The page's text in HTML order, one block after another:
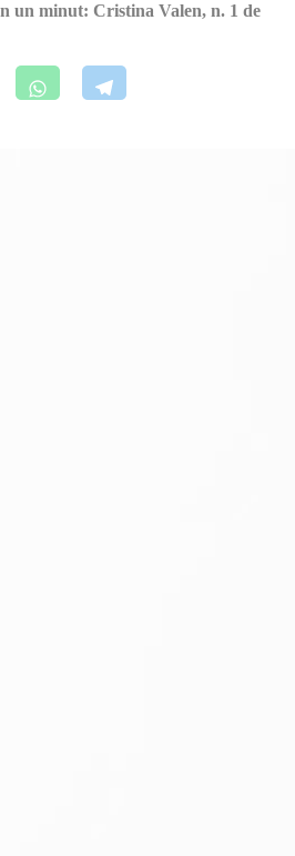
un minut: Cristina Valen, n. 1 de